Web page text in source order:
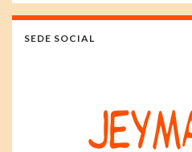
SEDE SOCIAL